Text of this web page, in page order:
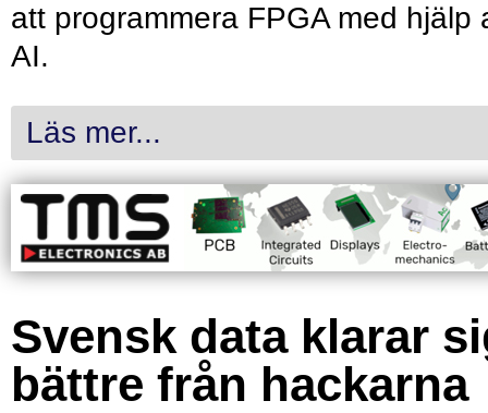
att programmera FPGA med hjälp
AI.
Läs mer...
Svensk data klarar
bättre från hackarna